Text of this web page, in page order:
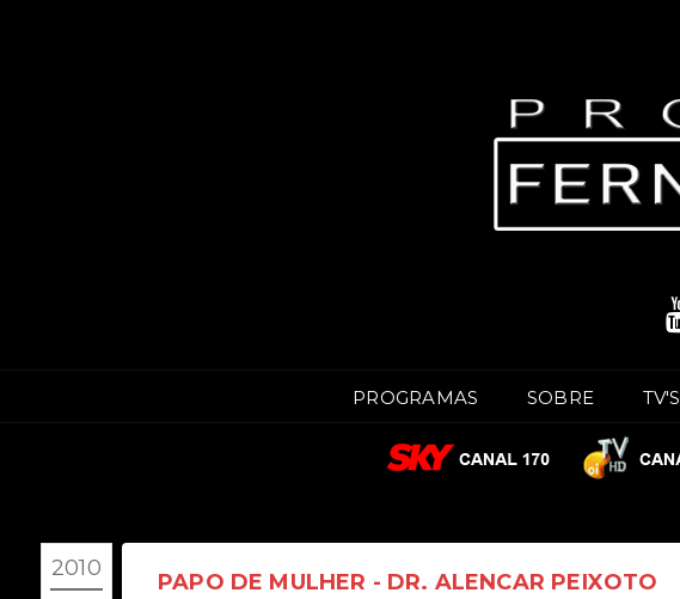
PROGRAMAS SOBRE TV'S
2010
PAPO DE MULHER - DR. ALENCAR PEIXOTO